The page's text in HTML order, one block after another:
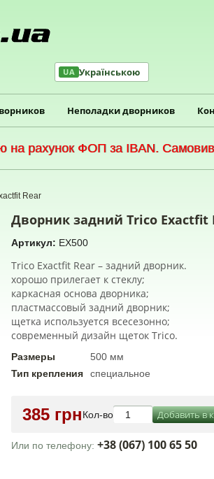
UA Українською
Неполадки дворников
рахунок ФОП за IBAN.
Rear
Дворник задний Trico Exactfit
Артикул: EX500
Trico Exactfit Rear – задний дворник.
хорошо прилегает к стеклу;
каркасная основа дворника;
пластмассовый задний дворник;
щетка используется всесезонно;
современный дизайн щеток Trico.
Размеры
500 мм
Тип крепления
специальное
385 грнКол-во Добавить в
Или по телефону: +38 (067) 100 65 50